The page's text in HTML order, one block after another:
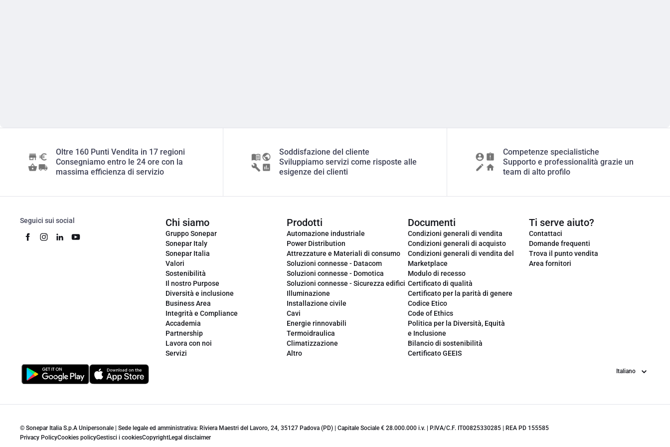
Oltre 160 Punti Vendita in 17 regioni
Consegniamo entro le 24 ore con la
massima efficienza di servizio
Soddisfazione del cliente
Sviluppiamo servizi come risposte alle
esigenze dei clienti
Competenze specialistiche
Supporto e professionalità grazie un
team di alto profilo
Seguici sui social Chi siamo
Gruppo Sonepar
Sonepar Italy
Sonepar Italia
Valori
Sostenibilità
Il nostro Purpose
Diversità e inclusione
Business Area
Integrità e Compliance
Accademia
Partnership
Lavora con noi
Servizi
Prodotti
Automazione industriale
Power Distribution
Attrezzature e Materiali di consumo
Soluzioni connesse - Datacom
Soluzioni connesse - Domotica
Soluzioni connesse - Sicurezza edifici
Illuminazione
Installazione civile
Cavi
Energie rinnovabili
Termoidraulica
Climatizzazione
Altro
Documenti
Condizioni generali di vendita
Condizioni generali di acquisto
Condizioni generali di vendita del
Marketplace
Modulo di recesso
Certificato di qualità
Certificato per la parità di genere
Codice Etico
Code of Ethics
Politica per la Diversità, Equità
e Inclusione
Bilancio di sostenibilità
Certificato GEEIS
Ti serve aiuto?
Contattaci
Domande frequenti
Trova il punto vendita
Area fornitori
Lingua
© Sonepar Italia S.p.A Unipersonale | Sede legale ed amministrativa: Riviera Maestri del Lavoro, 24, 35127 Padova (PD) | Capitale Sociale € 28.000.000 i.v. | P.IVA/C.F. IT00825330285 | REA PD 155585
Privacy PolicyCookies policyGestisci i cookiesCopyrightLegal disclaimer